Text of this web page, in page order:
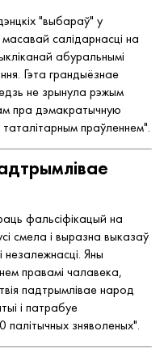
"выбараў" у
салідарнасці на
абуральнымі
Гэта грандыёзнае
не зрынула рэжым
пра дэмакратычную
праўленнем".
фальсіфікацый на
смела і выразна выказаў
Яны
правамі чалавека,
падтрымлівае народ
і патрабуе
палітычных зняволеных".